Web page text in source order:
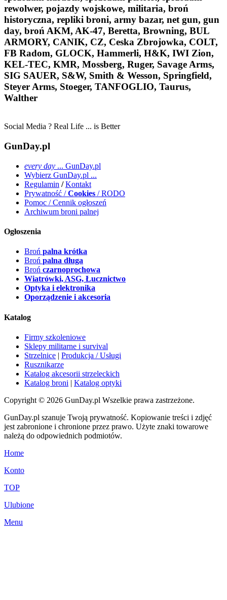
rewolwer, pojazdy wojskowe, militaria, broń
historyczna, repliki broni, army bazar, net gun, gun
day, broń AKM, AK-47, Beretta, Browning, BUL
ARMORY, CANIK, CZ, Ceska Zbrojowka, COLT,
FB Radom, GLOCK, Hammerli, H&K, IWI Zion,
KEL-TEC, KMR, Mossberg, Ruger, Savage Arms,
SIG SAUER, S&W, Smith & Wesson, Springfield,
Steyer Arms, Stoeger, TANFOGLIO, Taurus,
Walther
Social Media ? Real Life ... is Better
GunDay.pl
every day ... GunDay.pl
Wybierz GunDay.pl ...
Regulamin / Kontakt
Prywatność /Cookies / RODO
Pomoc / Cennik ogłoszeń
Archiwum broni palnej
Ogłoszenia
Broń palna krótka
Broń palna długa
Broń czarnoprochowa
Wiatrówki, ASG, Łucznictwo
Optyka i elektronika
Oporządzenie i akcesoria
Katalog
Firmy szkoleniowe
Sklepy militarne i survival
Strzelnice | Produkcja / Usługi
Rusznikarze
Katalog akcesorii strzeleckich
Katalog broni | Katalog optyki
Copyright © 2026 GunDay.pl Wszelkie prawa zastrzeżone.
GunDay.pl szanuje Twoją prywatność. Kopiowanie treści i zdjęć
jest zabronione i chronione przez prawo. Użyte znaki towarowe
należą do odpowiednich podmiotów.
Home
Konto
TOP
Ulubione
Menu